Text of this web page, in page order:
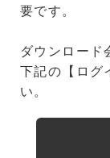
要です。
ダウンロード
下記の【ログ
い。